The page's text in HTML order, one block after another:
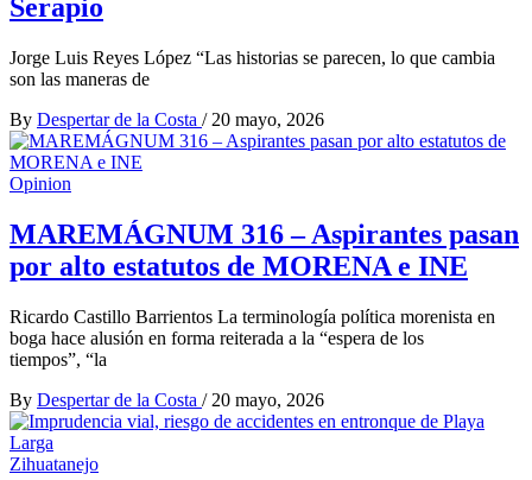
Serapio
Jorge Luis Reyes López “Las historias se parecen, lo que cambia
son las maneras de
By Despertar de la Costa / 20 mayo, 2026
Opinion
MAREMÁGNUM 316 – Aspirantes pasan
por alto estatutos de MORENA e INE
Ricardo Castillo Barrientos La terminología política morenista en
boga hace alusión en forma reiterada a la “espera de los
tiempos”, “la
By Despertar de la Costa / 20 mayo, 2026
Zihuatanejo